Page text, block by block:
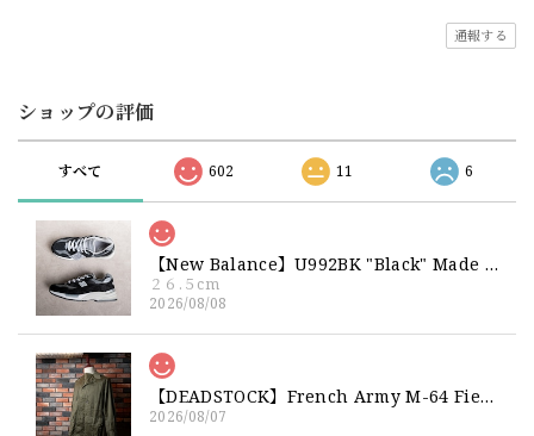
通報する
ショップの評価
すべて 602 11 6
【New Balance】U992BK "Black" Made in USA 新品 ニューバランス ブラック 黒 箱付き 26 26.5 27
２６.５cm
2026/08/08
【DEADSTOCK】French Army M-64 Field Jacket "92C" 実物 フランス軍 フィールドジャケット コットンサテン300 デッドストック
2026/08/07